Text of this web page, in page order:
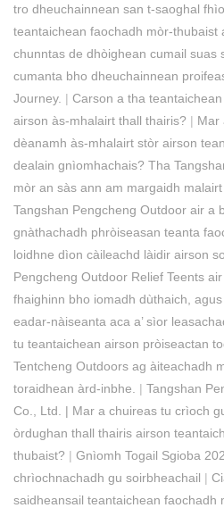
tro dheuchainnean san t-saoghal
teantaichean faochadh mòr-thubaist
chunntas de dhòighean cumail suas
cumanta bho dheuchainnean
Journey. | Carson a tha
airson às-mhalairt thall thairis? | Mar
dèanamh às-mhalairt stòr airson
dealain gnìomhachais? Tha
mòr an sàs ann am margaidh malairt
Tangshan Pengcheng Outdoor air a
gnàthachadh phròiseasan teanta
loidhne dìon càileachd làidir airson
Pengcheng Outdoor Relief Teents
fhaighinn bho iomadh dùthaich,
eadar-nàiseanta aca a’ sìor
tu teantaichean airson pròiseactan
Tentcheng Outdoors ag àiteachadh
toraidhean àrd-inbhe.
| Tangshan
Co., Ltd. | Mar a chuireas tu crìoch
òrdughan thall thairis airson
thubaist? | Gnìomh Togail Sgioba
chrìochnachadh gu soirbheachail |
saidheansail teantaichean faochadh